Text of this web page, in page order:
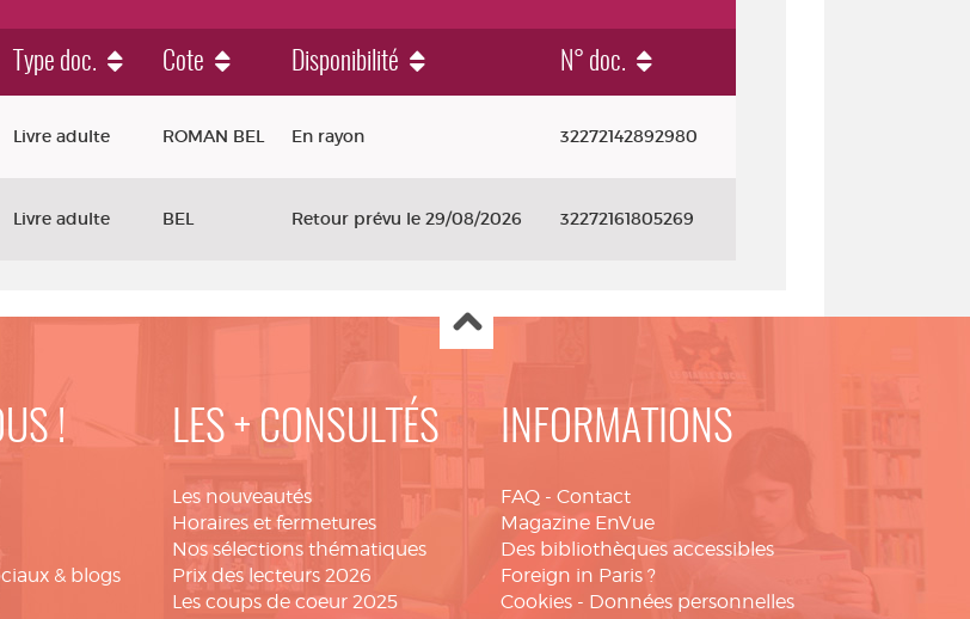
Type doc. Cote Disponibilité N° doc.
Livre adulte ROMAN BEL En rayon 32272142892980
Livre adulte BEL Retour prévu le 29/08/2026 32272161805269
!
& blogs
LES + CONSULTÉS
Les nouveautés
Horaires et fermetures
Nos sélections thématiques
Prix des lecteurs 2026
Les coups de coeur 2025
INFORMATIONS
FAQ - Contact
Magazine EnVue
Des bibliothèques accessibles
Foreign in Paris ?
Cookies - Données personnelles